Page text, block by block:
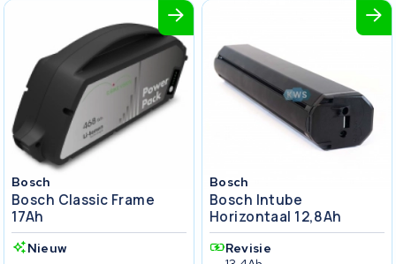
Bosch
Bosch Classic Frame
17Ah
Nieuw
Bosch
Bosch Intube
Horizontaal 12,8Ah
Revisie